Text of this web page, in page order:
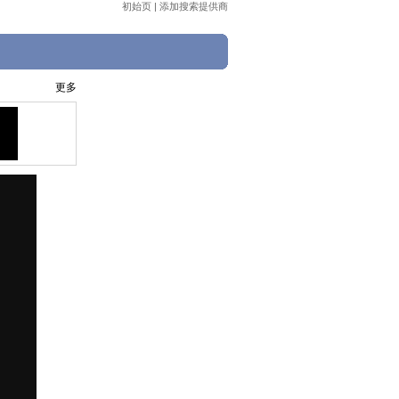
初始页 | 添加搜索提供商
更多